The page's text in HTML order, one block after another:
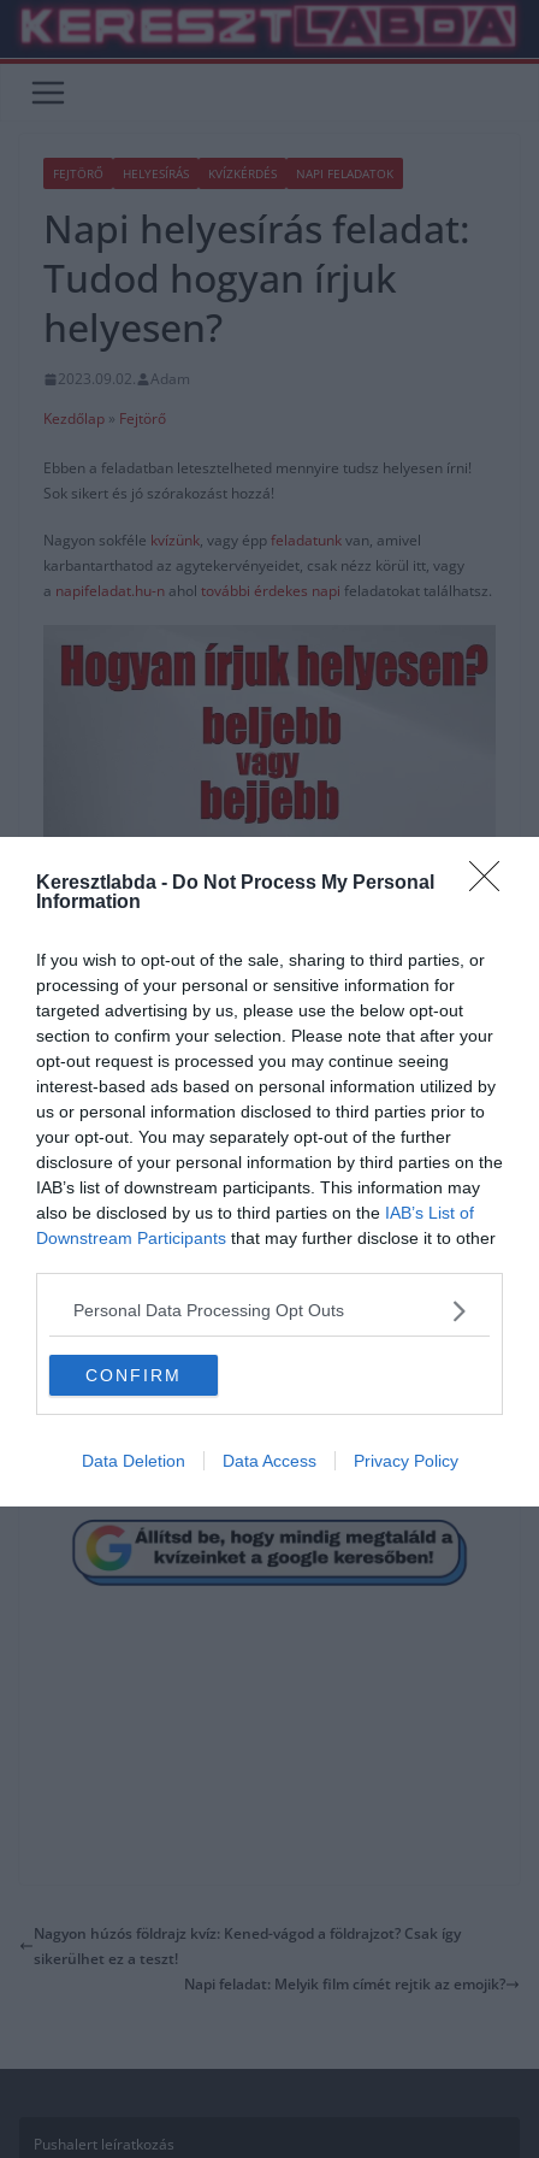
Keresztlabda - Do Not Process My Personal
Information
If you wish to opt-out of the sale, sharing to third parties, or
processing of your personal or sensitive information for
targeted advertising by us, please use the below opt-out
section to confirm your selection. Please note that after your
opt-out request is processed you may continue seeing
interest-based ads based on personal information utilized by
us or personal information disclosed to third parties prior to
your opt-out. You may separately opt-out of the further
disclosure of your personal information by third parties on the
IAB’s list of downstream participants. This information may
also be disclosed by us to third parties on the IAB’s List of
Downstream Participants that may further disclose it to other
Personal Data Processing Opt Outs
CONFIRM
Data Deletion Data Access Privacy Policy
Skip
content
FEJTÖRŐ HELYESÍRÁS KVÍZKÉRDÉS NAPI FELADATOK
Napi helyesírás feladat:
Tudod hogyan írjuk
helyesen?
2023.09.02.
Adam
Kezdőlap » Fejtörő
Ebben a feladatban letesztelheted mennyire tudsz helyesen írni!
Sok sikert és jó szórakozást hozzá!
Nagyon sokféle kvízünk, vagy éppfeladatunkvan, amivel
karbantarthatod az agytekervényeidet, csak nézz körül itt, vagy
a napifeladat.hu-n ahol további érdekes napi feladatokat találhatsz.
Tudod hogyan írjuk
helyesen?
beljebb
bejjebb
Nagyon húzós földrajz kvíz: Kened-vágod a földrajzot? Csak így
sikerülhet ez a teszt!
Napi feladat: Melyik film címét rejtik az emojik?
Pushalert leíratkozás